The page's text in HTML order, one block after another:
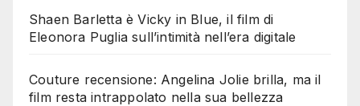
Shaen Barletta è Vicky in Blue, il film di
Eleonora Puglia sull’intimità nell’era digitale
Couture recensione: Angelina Jolie brilla, ma il
film resta intrappolato nella sua bellezza